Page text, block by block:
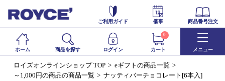
ご利用ガイド 催事 商品番号注文
ホーム 商品を探す ログイン カート
0
メニュー
ロイズオンラインショップ TOP
eギフトの商品一覧
～1,000円の商品の商品一覧
ナッティバーチョコレート[6本入]